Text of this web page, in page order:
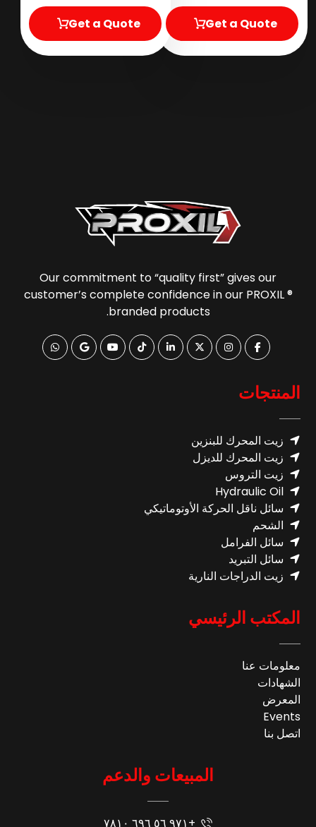
Get a Quote
Get a Quote
Our commitment to “quality first” gives our
customer’s complete confidence in our PROXIL ®
branded products.
المنتجات
زيت المحرك للبنزين
زيت المحرك للديزل
زيت التروس
Hydraulic Oil
سائل ناقل الحركة الأوتوماتيكي
الشحم
سائل الفرامل
سائل التبريد
زيت الدراجات النارية
المكتب الرئيسي
معلومات عنا
الشهادات
المعرض
Events
اتصل بنا
المبيعات والدعم
+٩٧١ ٥٦ ٦٩٦ ٧٨١٠